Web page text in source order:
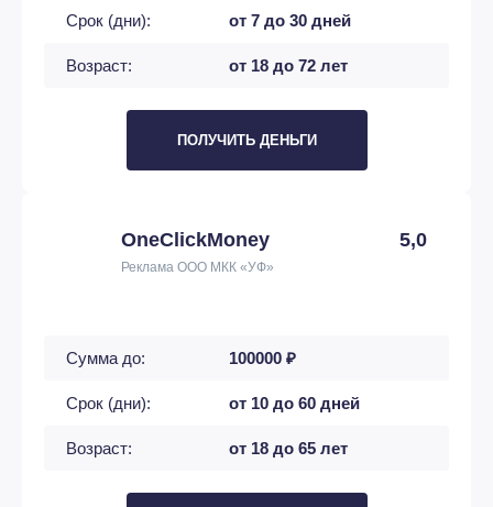
Срок (дни): от 7 до 30 дней
Возраст: от 18 до 72 лет
ПОЛУЧИТЬ ДЕНЬГИ
OneClickMoney 5,0
Реклама ООО МКК «УФ»
Сумма до: 100000 ₽
Срок (дни): от 10 до 60 дней
Возраст: от 18 до 65 лет